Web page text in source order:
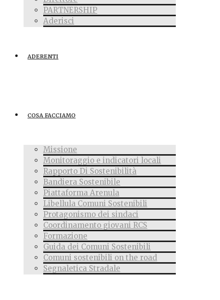
PARTNERSHIP
Aderisci
ADERENTI
COSA FACCIAMO
Missione
Monitoraggio e indicatori locali
Rapporto Di Sostenibilità
Bandiera Sostenibile
Piattaforma Arenula
Libellula Comuni Sostenibili
Protagonismo dei sindaci
Coordinamento giovani RCS
Formazione
Guida dei Comuni Sostenibili
Comuni sostenibili on the road
Segnaletica Stradale